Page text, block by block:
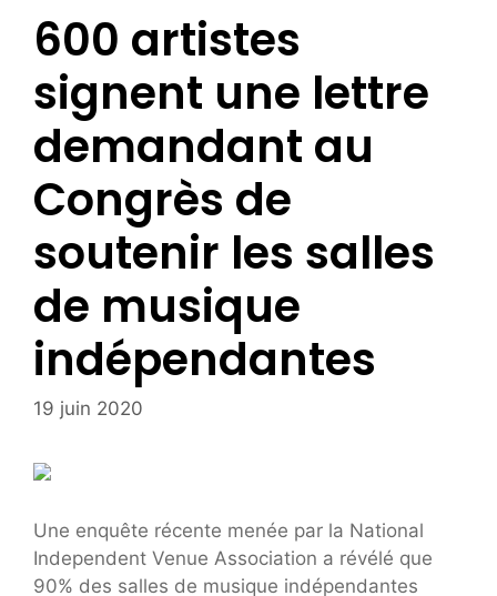
600 artistes
signent une lettre
demandant au
Congrès de
soutenir les salles
de musique
indépendantes
19 juin 2020
Une enquête récente menée par la National
Independent Venue Association a révélé que
90% des salles de musique indépendantes